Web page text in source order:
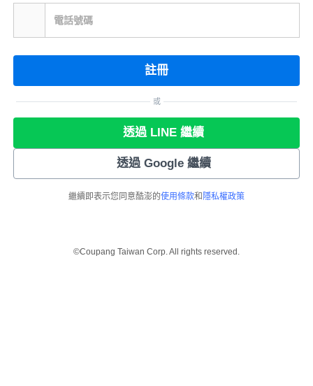
電話號碼
註冊
或
透過 LINE 繼續
透過 Google 繼續
繼續即表示您同意酷澎的使用條款和 隱私權政策
©Coupang Taiwan Corp. All rights reserved.